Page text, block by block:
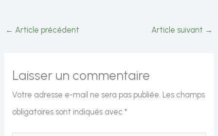
← Article précédent Article suivant →
Laisser un commentaire
Votre adresse e-mail ne sera pas publiée. Les champs
obligatoires sont indiqués avec*